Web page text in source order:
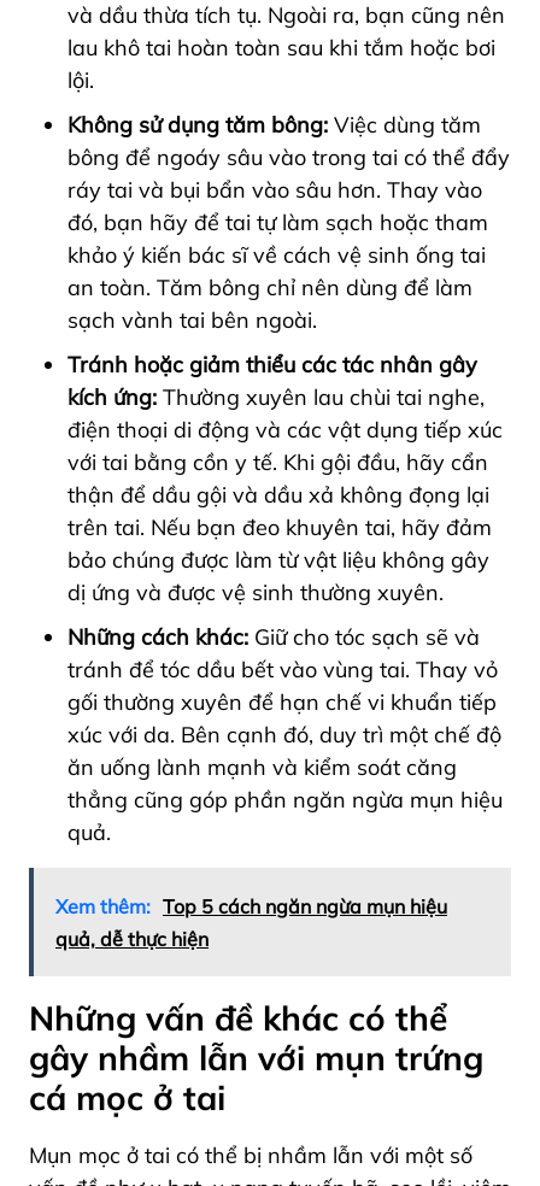
và dầu thừa tích tụ. Ngoài ra, bạn cũng nên
lau khô tai hoàn toàn sau khi tắm hoặc bơi
lội.
Không sử dụng tăm bông: Việc dùng tăm
bông để ngoáy sâu vào trong tai có thể đẩy
ráy tai và bụi bẩn vào sâu hơn. Thay vào
đó, bạn hãy để tai tự làm sạch hoặc tham
khảo ý kiến bác sĩ về cách vệ sinh ống tai
an toàn. Tăm bông chỉ nên dùng để làm
sạch vành tai bên ngoài.
Tránh hoặc giảm thiểu các tác nhân gây
kích ứng: Thường xuyên lau chùi tai nghe,
điện thoại di động và các vật dụng tiếp xúc
với tai bằng cồn y tế. Khi gội đầu, hãy cẩn
thận để dầu gội và dầu xả không đọng lại
trên tai. Nếu bạn đeo khuyên tai, hãy đảm
bảo chúng được làm từ vật liệu không gây
dị ứng và được vệ sinh thường xuyên.
Những cách khác: Giữ cho tóc sạch sẽ và
tránh để tóc dầu bết vào vùng tai. Thay vỏ
gối thường xuyên để hạn chế vi khuẩn tiếp
xúc với da. Bên cạnh đó, duy trì một chế độ
ăn uống lành mạnh và kiểm soát căng
thẳng cũng góp phần ngăn ngừa mụn hiệu
quả.
Xem thêm: Top 5 cách ngăn ngừa mụn hiệu
quả, dễ thực hiện
Những vấn đề khác có thể
gây nhầm lẫn với mụn trứng
cá mọc ở tai
Mụn mọc ở tai có thể bị nhầm lẫn với một số